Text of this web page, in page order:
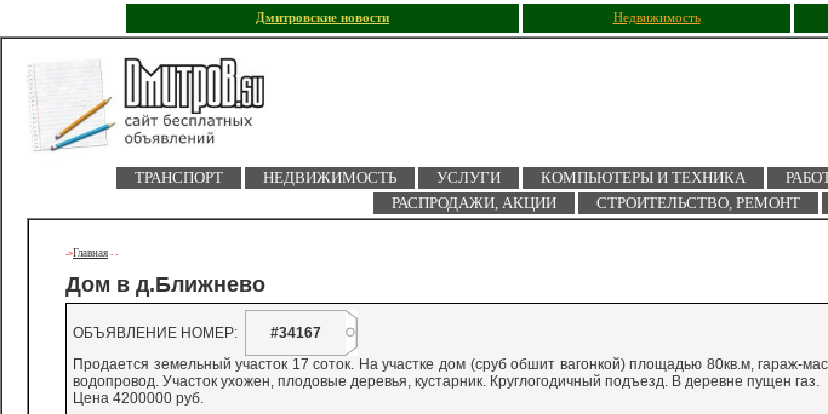
Дмитровские новости Недвижимость
ТРАНСПОРТ НЕДВИЖИМОСТЬ УСЛУГИ КОМПЬЮТЕРЫ И ТЕХНИКА
РАСПРОДАЖИ, АКЦИИ
СТРОИТЕЛЬСТВО, РЕМОНТ
->Главная - -
Дом в д.Ближнево
ОБЪЯВЛЕНИЕ НОМЕР:
#34167
Продается земельный участок 17 соток. На участке дом (сруб обшит вагонкой) площадью 80кв.м, гараж-
водопровод. Участок ухожен, плодовые деревья, кустарник. Круглогодичный подъезд. В деревне пущен газ.
Цена 4200000 руб.